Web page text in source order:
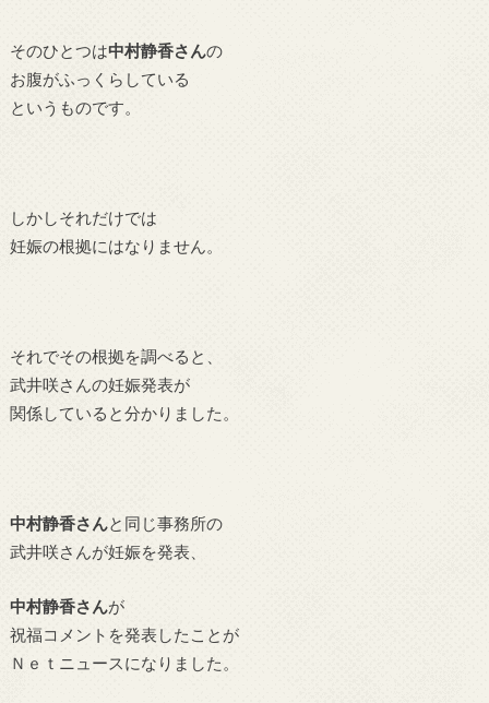
そのひとつは中村静香さんの
お腹がふっくらしている
というものです。
しかしそれだけでは
妊娠の根拠にはなりません。
それでその根拠を調べると、
武井咲さんの妊娠発表が
関係していると分かりました。
中村静香さんと同じ事務所の
武井咲さんが妊娠を発表、
中村静香さんが
祝福コメントを発表したことが
Ｎｅｔニュースになりました。